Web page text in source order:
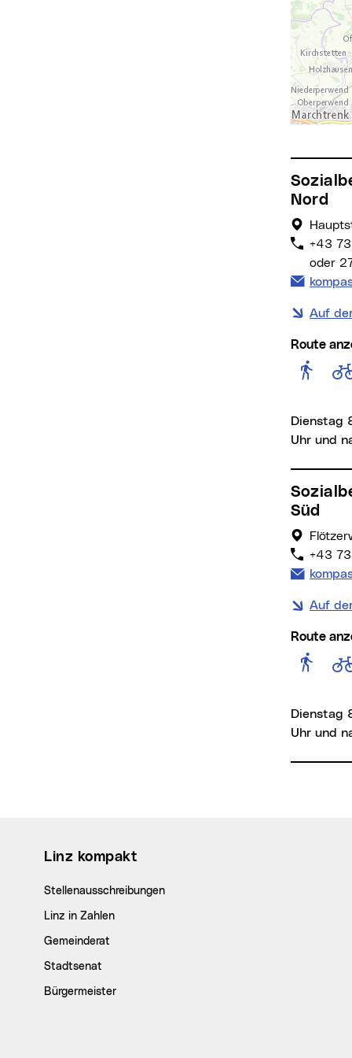
Sozialberatungsstelle Kompass
Nord
+43
oder
E-Mail
Auf
Route
Dienstag
Uhr und
Sozialberatungsstelle Kompass
Süd
+43
E-Mail
Auf
Route
Dienstag
Uhr und
Linz kompakt
Stellenausschreibungen
Linz in Zahlen
Gemeinderat
Stadtsenat
Bürgermeister